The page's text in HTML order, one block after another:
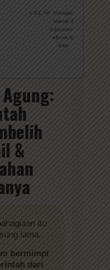
Printable
Islamic &
Educational
eBook for
Kids
&
itu
lama.
bermimpi
dari